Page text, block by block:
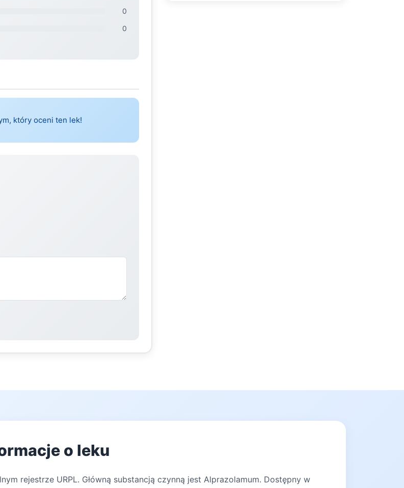
0
0
który oceni ten lek!
o leku
rejestrze URPL. Główną substancją czynną jest Alprazolamum. Dostępny w